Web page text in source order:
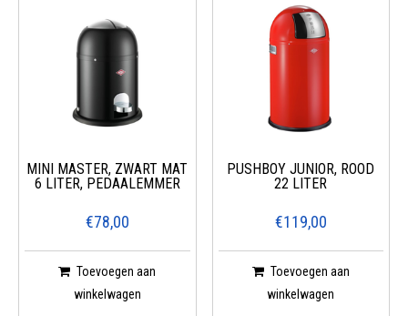
MINI MASTER, ZWART MAT
6 LITER, PEDAALEMMER
€78,00
Toevoegen aan
winkelwagen
PUSHBOY JUNIOR, ROOD
22 LITER
€119,00
Toevoegen aan
winkelwagen